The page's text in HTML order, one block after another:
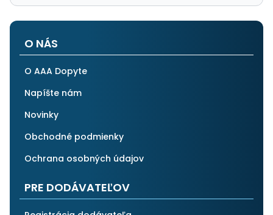
O NÁS
O AAA Dopyte
Napíšte nám
Novinky
Obchodné podmienky
Ochrana osobných údajov
PRE DODÁVATEĽOV